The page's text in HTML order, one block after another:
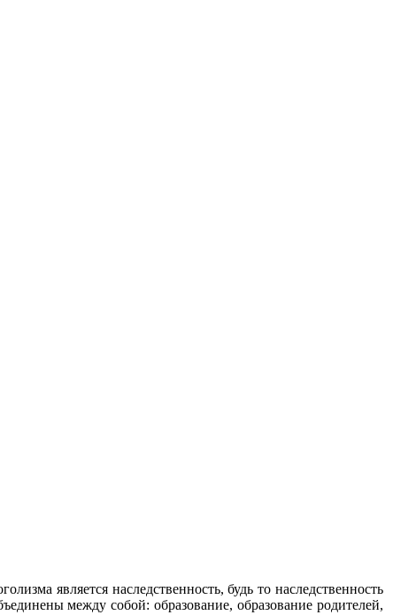
является наследственность, будь то наследственность
между собой: образование, образование родителей,